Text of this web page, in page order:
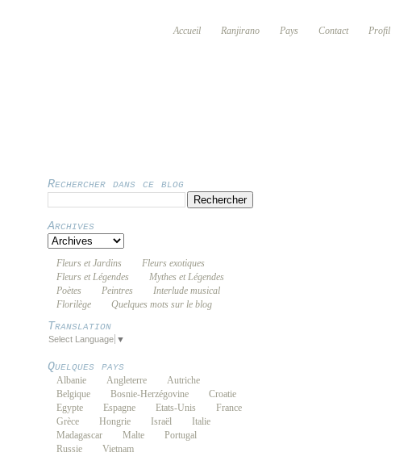
Accueil Ranjirano Pays Contact Profil
Rechercher dans ce blog
Archives
Fleurs et Jardins
Fleurs exotiques
Fleurs et Légendes
Mythes et Légendes
Poètes
Peintres
Interlude musical
Florilège
Quelques mots sur le blog
Translation
Select Language ▼
Quelques pays
Albanie Angleterre
Autriche
Belgique
Bosnie-Herzégovine
Croatie
Egypte
Espagne Etats-Unis
France
Grèce
Hongrie Israël
Italie
Madagascar
Malte
Portugal
Russie
Vietnam